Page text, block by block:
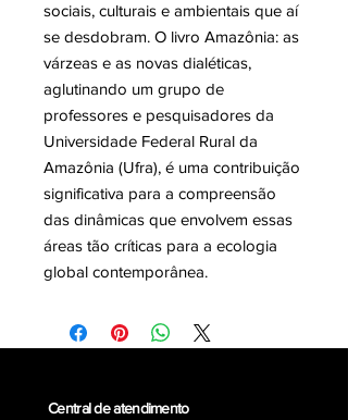
sociais, culturais e ambientais que aí
se desdobram. O livro Amazônia: as
várzeas e as novas dialéticas,
aglutinando um grupo de
professores e pesquisadores da
Universidade Federal Rural da
Amazônia (Ufra), é uma contribuição
significativa para a compreensão
das dinâmicas que envolvem essas
áreas tão críticas para a ecologia
global contemporânea.
Central de atendimento